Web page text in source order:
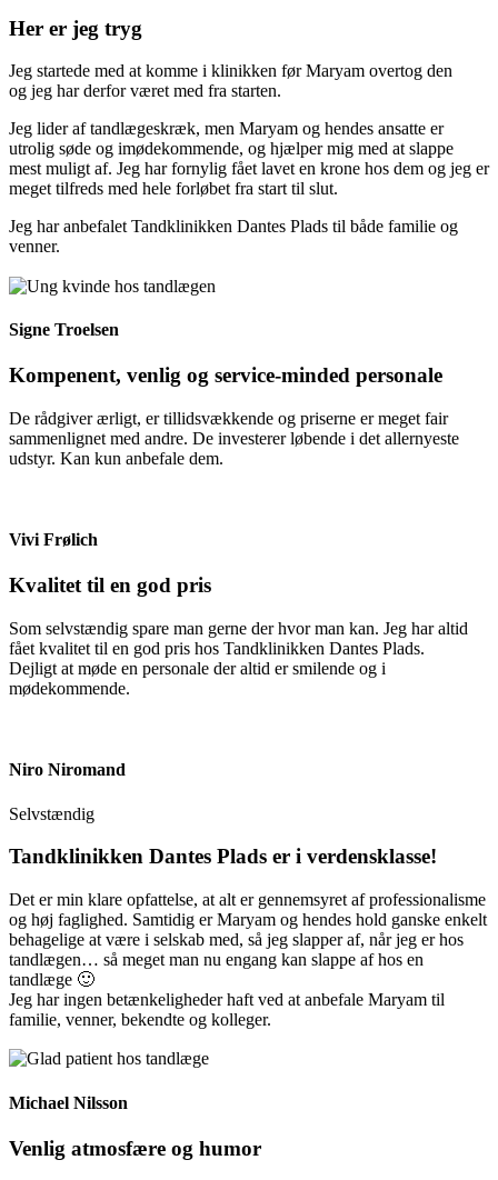
Her er jeg tryg
Jeg startede med at komme i klinikken før Maryam overtog den
og jeg har derfor været med fra starten.
Jeg lider af tandlægeskræk, men Maryam og hendes ansatte er
utrolig søde og imødekommende, og hjælper mig med at slappe
mest muligt af. Jeg har fornylig fået lavet en krone hos dem og jeg er
meget tilfreds med hele forløbet fra start til slut.
Jeg har anbefalet Tandklinikken Dantes Plads til både familie og
venner.
Signe Troelsen
Kompenent, venlig og service-minded personale
De rådgiver ærligt, er tillidsvækkende og priserne er meget fair
sammenlignet med andre. De investerer løbende i det allernyeste
udstyr. Kan kun anbefale dem.
Vivi Frølich
Kvalitet til en god pris
Som selvstændig spare man gerne der hvor man kan. Jeg har altid
fået kvalitet til en god pris hos Tandklinikken Dantes Plads.
Dejligt at møde en personale der altid er smilende og i
mødekommende.
Niro Niromand
Selvstændig
Tandklinikken Dantes Plads er i verdensklasse!
Det er min klare opfattelse, at alt er gennemsyret af professionalisme
og høj faglighed. Samtidig er Maryam og hendes hold ganske enkelt
behagelige at være i selskab med, så jeg slapper af, når jeg er hos
tandlægen… så meget man nu engang kan slappe af hos en
tandlæge 🙂
Jeg har ingen betænkeligheder haft ved at anbefale Maryam til
familie, venner, bekendte og kolleger.
Michael Nilsson
Venlig atmosfære og humor